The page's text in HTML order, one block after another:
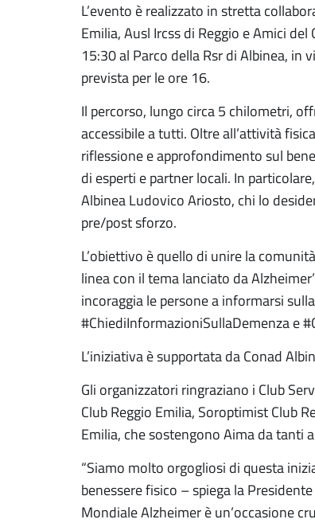
L’evento è realizzato in stretta
Emilia, Ausl Ircss di Reggio e Amici
15:30 al Parco della Rsr di Albinea, in
prevista per le ore 16.
Il percorso, lungo circa 5 chilometri,
accessibile a tutti. Oltre all’attività
riflessione e approfondimento sul
di esperti e partner locali. In
Albinea Ludovico Ariosto, chi lo
pre/post sforzo.
L’obiettivo è quello di unire la
linea con il tema lanciato da
incoraggia le persone a informarsi
#ChiediInformazioniSullaDemenza e
L’iniziativa è supportata da Conad
Gli organizzatori ringraziano i Club
Club Reggio Emilia, Soroptimist Club
Emilia, che sostengono Aima da tanti
“Siamo molto orgogliosi di questa
benessere fisico – spiega la
Mondiale Alzheimer è un’occasione